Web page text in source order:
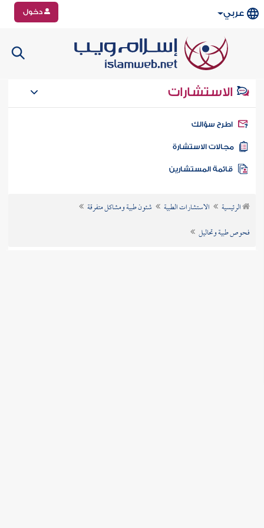
عربي دخول
الاستشارات
سؤالك
الاستشارة
الرئيسية الاستشارات الطبية
شئون طبية ومشاكل متفرقة
فحوص طبية وتحاليل